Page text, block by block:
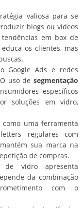
valiosa para se
blogs ou vídeos
em box de
os clientes, mas
Google Ads e redes
uso de segmentação
específicos
soluções em vidro,
como uma ferramenta
regulares com
sua marca na
de compras.
vidro apresenta
da combinação
com o